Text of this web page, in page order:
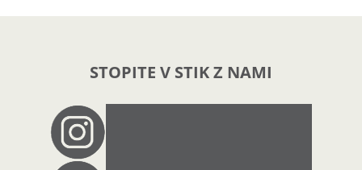
STOPITE V STIK Z NAMI